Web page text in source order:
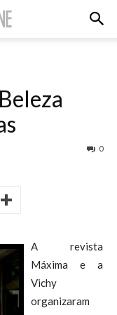
0
A revista
Máxima e a
Vichy
organizaram